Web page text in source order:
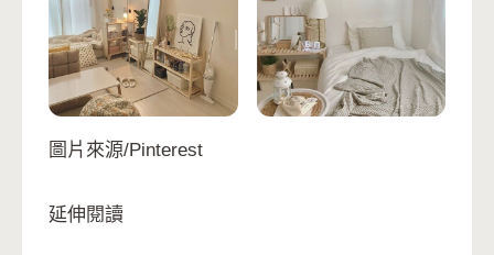
圖片來源/Pinterest
延伸閱讀